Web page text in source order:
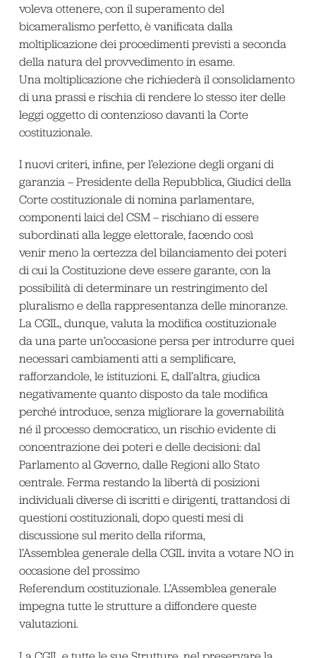
voleva ottenere, con il superamento del
bicameralismo perfetto, è vanificata dalla
moltiplicazione dei procedimenti previsti a seconda
della natura del provvedimento in esame.
Una moltiplicazione che richiederà il consolidamento
di una prassi e rischia di rendere lo stesso iter delle
leggi oggetto di contenzioso davanti la Corte
costituzionale.
I nuovi criteri, infine, per l’elezione degli organi di
garanzia – Presidente della Repubblica, Giudici della
Corte costituzionale di nomina parlamentare,
componenti laici del CSM – rischiano di essere
subordinati alla legge elettorale, facendo così
venir meno la certezza del bilanciamento dei poteri
di cui la Costituzione deve essere garante, con la
possibilità di determinare un restringimento del
pluralismo e della rappresentanza delle minoranze.
La CGIL, dunque, valuta la modifica costituzionale
da una parte un’occasione persa per introdurre quei
necessari cambiamenti atti a semplificare,
rafforzandole, le istituzioni. E, dall’altra, giudica
negativamente quanto disposto da tale modifica
perché introduce, senza migliorare la governabilità
né il processo democratico, un rischio evidente di
concentrazione dei poteri e delle decisioni: dal
Parlamento al Governo, dalle Regioni allo Stato
centrale. Ferma restando la libertà di posizioni
individuali diverse di iscritti e dirigenti, trattandosi di
questioni costituzionali, dopo questi mesi di
discussione sul merito della riforma,
l’Assemblea generale della CGIL invita a votare NO in
occasione del prossimo
Referendum costituzionale. L’Assemblea generale
impegna tutte le strutture a diffondere queste
valutazioni.